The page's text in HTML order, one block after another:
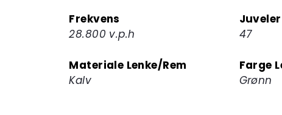
Frekvens
28.800 v.p.h
Juveler
47
Materiale Lenke/Rem
Kalv
Farge
Grønn